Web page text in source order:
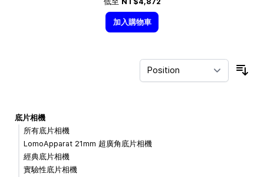
加入購物車
底片相機
所有底片相機
LomoApparat 21mm 超廣角底片相機
經典底片相機
實驗性底片相機